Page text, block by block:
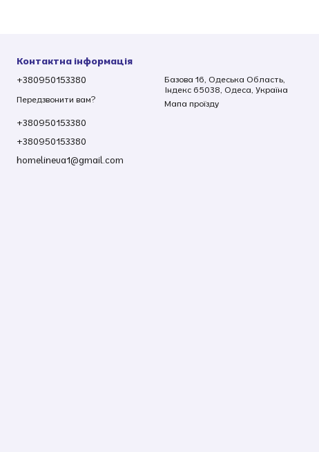
Контактна інформація
+380950153380
Передзвонити вам?
+380950153380
+380950153380
homelineua1@gmail.com
Базова 16, Одеська Область,
Індекс 65038, Одеса, Україна
Мапа проїзду